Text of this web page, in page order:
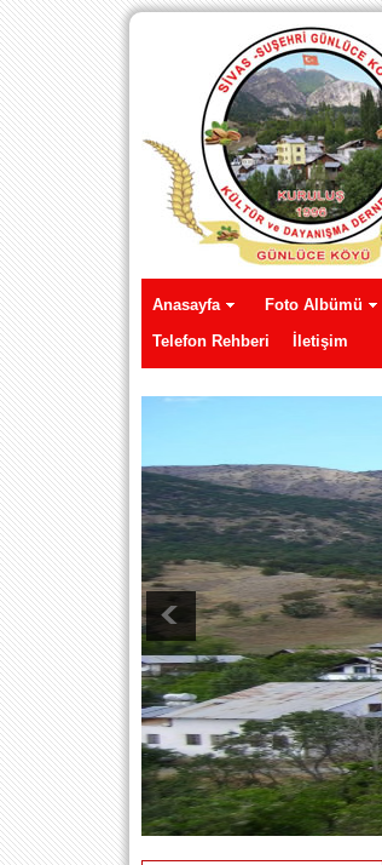
Anasayfa Foto Albümü
Telefon Rehberi
İletişim